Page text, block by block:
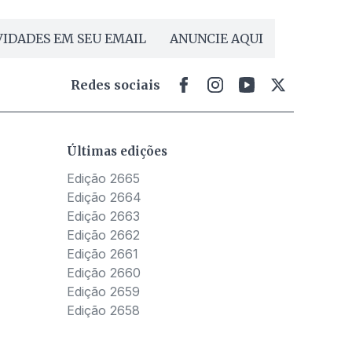
EM SEU EMAIL ANUNCIE AQUI
Redes sociais
Últimas edições
Edição 2665
Edição 2664
Edição 2663
Edição 2662
Edição 2661
Edição 2660
Edição 2659
Edição 2658